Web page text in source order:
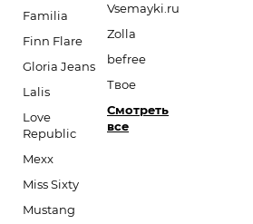
Familia
Finn Flare
Gloria Jeans
Lalis
Love
Republic
Mexx
Miss Sixty
Mustang
Vsemayki.ru
Zolla
befree
Твое
Смотреть
все